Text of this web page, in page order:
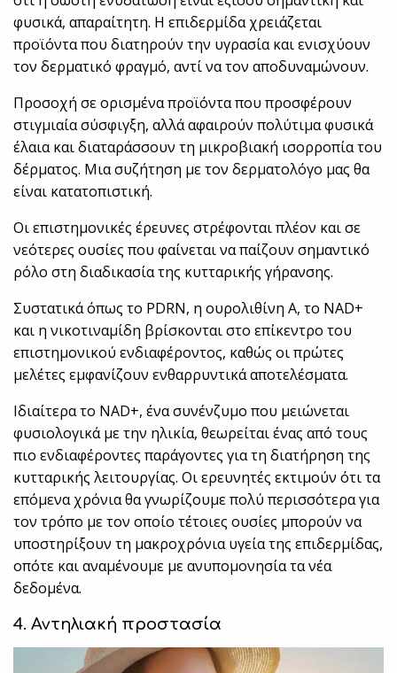
φυσικά, απαραίτητη. Η επιδερμίδα χρειάζεται
προϊόντα που διατηρούν την υγρασία και ενισχύουν
τον δερματικό φραγμό, αντί να τον αποδυναμώνουν.
Προσοχή σε ορισμένα προϊόντα που προσφέρουν
στιγμιαία σύσφιγξη, αλλά αφαιρούν πολύτιμα φυσικά
έλαια και διαταράσσουν τη μικροβιακή ισορροπία του
δέρματος. Μια συζήτηση με τον δερματολόγο μας θα
είναι κατατοπιστική.
Οι επιστημονικές έρευνες στρέφονται πλέον και σε
νεότερες ουσίες που φαίνεται να παίζουν σημαντικό
ρόλο στη διαδικασία της κυτταρικής γήρανσης.
Συστατικά όπως το PDRN, η ουρολιθίνη Α, το NAD+
και η νικοτιναμίδη βρίσκονται στο επίκεντρο του
επιστημονικού ενδιαφέροντος, καθώς οι πρώτες
μελέτες εμφανίζουν ενθαρρυντικά αποτελέσματα.
Ιδιαίτερα το NAD+, ένα συνένζυμο που μειώνεται
φυσιολογικά με την ηλικία, θεωρείται ένας από τους
πιο ενδιαφέροντες παράγοντες για τη διατήρηση της
κυτταρικής λειτουργίας. Οι ερευνητές εκτιμούν ότι τα
επόμενα χρόνια θα γνωρίζουμε πολύ περισσότερα για
τον τρόπο με τον οποίο τέτοιες ουσίες μπορούν να
υποστηρίξουν τη μακροχρόνια υγεία της επιδερμίδας,
οπότε και αναμένουμε με ανυπομονησία τα νέα
δεδομένα.
4. Αντηλιακή προστασία